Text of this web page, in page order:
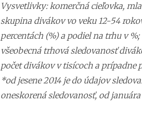
Vysvetlivky: komerčná cieľovka,
skupina divákov vo veku 12-54
percentách (%) a podiel na trhu v
všeobecná trhová sledovanosť
počet divákov v tisícoch a prípadne
*od jesene 2014 je do údajov
oneskorená sledovanosť, od januára